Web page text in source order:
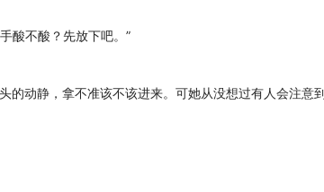
酸不酸？先放下吧。”
动静，拿不准该不该进来。可她从没想过有人会注意